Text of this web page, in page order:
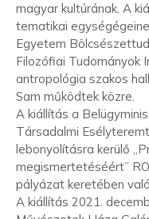
magyar kultúrának. A
tematikai
Egyetem
Filozófiai Tudományok
antropológia szakos
Sam működtek közre.
A kiállítás a
Társadalmi
lebonyolításra kerülő
megismertetéséért”
pályázat keretében
A kiállítás 2021.